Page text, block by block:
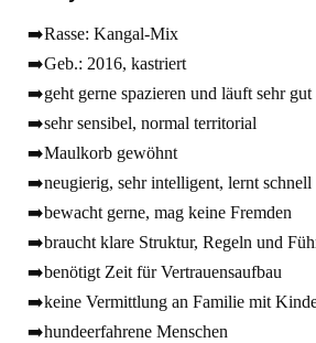
➡️Rasse: Kangal-Mix
➡️Geb.: 2016, kastriert
➡️geht gerne spazieren und läuft sehr gut
➡️sehr sensibel, normal territorial
➡️Maulkorb gewöhnt
➡️neugierig, sehr intelligent, lernt schnell
➡️bewacht gerne, mag keine Fremden
➡️braucht klare Struktur, Regeln und
➡️benötigt Zeit für Vertrauensaufbau
➡️keine Vermittlung an Familie mit
➡️hundeerfahrene Menschen